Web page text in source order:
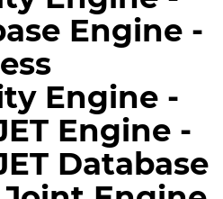
Engine -
Engine -
Engine -
Database